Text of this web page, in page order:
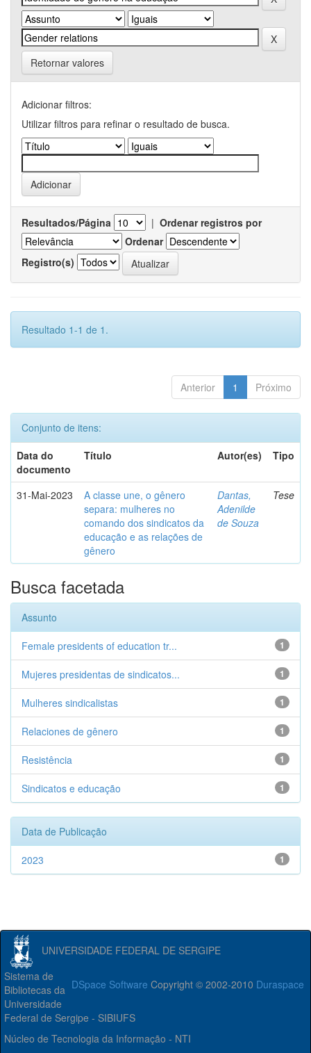
Retornar valores
Adicionar filtros:
Utilizar filtros para refinar o resultado de busca.
Resultados/Página | Ordenar registros por
Ordenar
Registro(s)
Resultado 1-1 de 1.
Anterior 1 Próximo
Conjunto de itens:
Data do
documento
Título Autor(es) Tipo
31-Mai-2023
A classe une, o gênero
separa: mulheres no
comando dos sindicatos da
educação e as relações de
gênero
Dantas,
Adenilde
de Souza
Tese
Busca facetada
Assunto
1
Female presidents of education tr...
1
Mujeres presidentas de sindicatos...
1
Mulheres sindicalistas
1
Relaciones de gênero
1
Resistência
1
Sindicatos e educação
Data de Publicação
1
2023
UNIVERSIDADE FEDERAL DE SERGIPE
DSpace Software Copyright © 2002-2010 Duraspace
Sistema de
Bibliotecas da
Universidade
Federal de Sergipe - SIBIUFS
Núcleo de Tecnologia da Informação - NTI